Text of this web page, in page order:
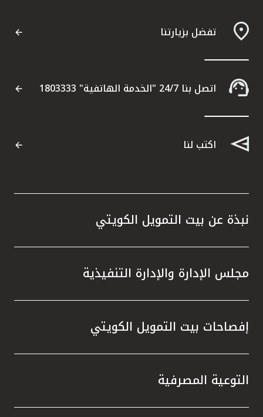
تفضل بزيارتنا
اتصل بنا 24/7 "الخدمة الهاتفية" 1803333
اكتب لنا
نبذة عن بيت التمويل الكويتي
مجلس الإدارة والإدارة التنفيذية
إفصاحات بيت التمويل الكويتي
التوعية المصرفية